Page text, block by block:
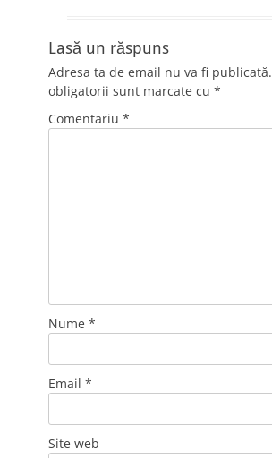
Lasă un răspuns
Adresa ta de email nu va fi publicată.
obligatorii sunt marcate cu *
Comentariu *
Nume *
Email *
Site web